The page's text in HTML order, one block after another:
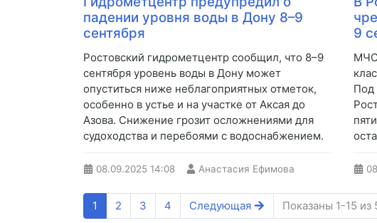
падении уровня воды в Дону 8–9
сентября
Ростовский гидрометцентр сообщил, что 8–9
сентября уровень воды в Дону может
опуститься ниже неблагоприятных отметок,
особенно в устье и на участке от Аксая до
Азова. Снижение грозит осложнениями для
судоходства и перебоями с водоснабжением.
08.09.2025 14:08 Анастасия Ефимова
9
МЧС
Под
1 2 3 4 Следующая Показаны 1-15 из